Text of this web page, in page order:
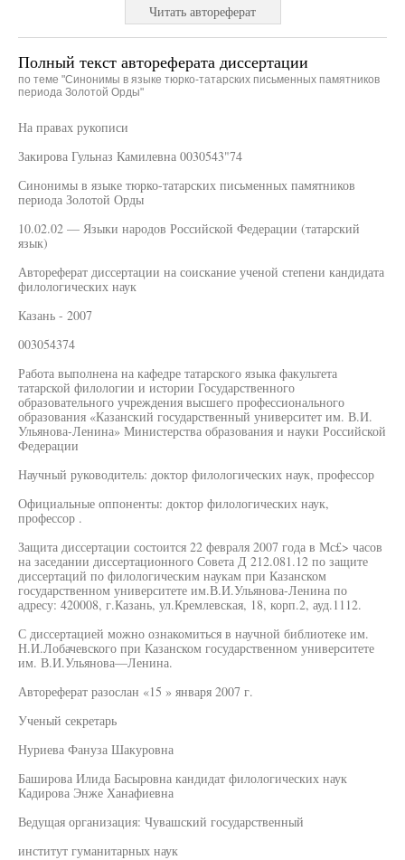
Читать автореферат
Полный текст автореферата диссертации
по теме "Синонимы в языке тюрко-татарских письменных памятников
периода Золотой Орды"
На правах рукописи
Закирова Гульназ Камилевна 0030543"74
Синонимы в языке тюрко-татарских письменных памятников
периода Золотой Орды
10.02.02 — Языки народов Российской Федерации (татарский
язык)
Автореферат диссертации на соискание ученой степени кандидата
филологических наук
Казань - 2007
003054374
Работа выполнена на кафедре татарского языка факультета
татарской филологии и истории Государственного
образовательного учреждения высшего профессионального
образования «Казанский государственный университет им. В.И.
Ульянова-Ленина» Министерства образования и науки Российской
Федерации
Научный руководитель: доктор филологических наук, профессор
Официальные оппоненты: доктор филологических наук,
профессор .
Защита диссертации состоится 22 февраля 2007 года в Мс£> часов
на заседании диссертационного Совета Д 212.081.12 по защите
диссертаций по филологическим наукам при Казанском
государственном университете им.В.И.Ульянова-Ленина по
адресу: 420008, г.Казань, ул.Кремлевская, 18, корп.2, ауд.1112.
С диссертацией можно ознакомиться в научной библиотеке им.
Н.И.Лобачевского при Казанском государственном университете
им. В.И.Ульянова—Ленина.
Автореферат разослан «15 » января 2007 г.
Ученый секретарь
Нуриева Фануза Шакуровна
Баширова Илида Басыровна кандидат филологических наук
Кадирова Энже Ханафиевна
Ведущая организация: Чувашский государственный
институт гуманитарных наук